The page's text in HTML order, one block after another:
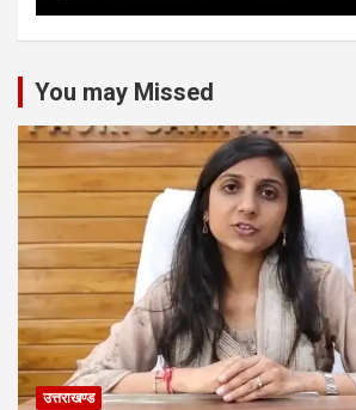
You may Missed
उत्तराखण्ड